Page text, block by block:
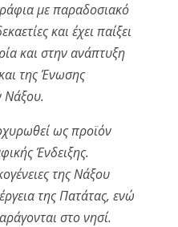
με παραδοσιακό
και έχει παίξει
και στην ανάπτυξη
της Ένωσης
Νάξου.
ως προϊόν
Ένδειξης.
της Νάξου
της Πατάτας, ενώ
στο νησί.